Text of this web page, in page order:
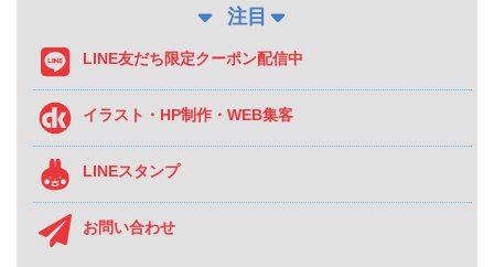
注目
LINE友だち限定クーポン配信中
イラスト・HP制作・WEB集客
LINEスタンプ
お問い合わせ